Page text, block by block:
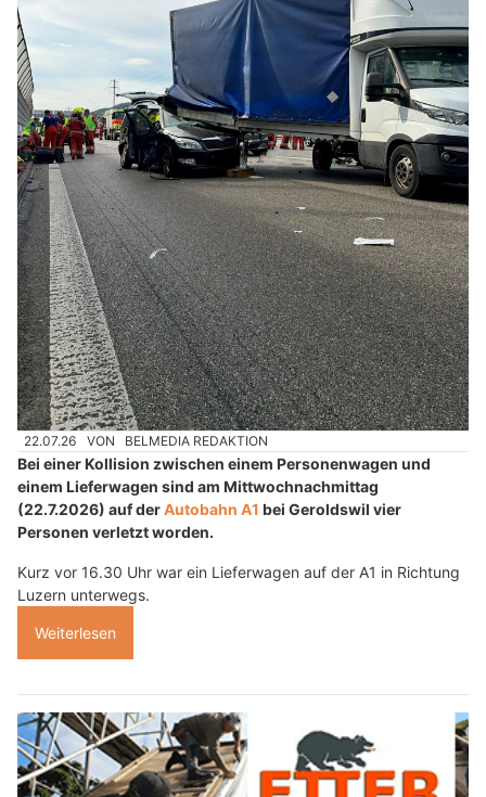
22.07.26 VON BELMEDIA REDAKTION
Bei einer Kollision zwischen einem Personenwagen und
einem Lieferwagen sind am Mittwochnachmittag
(22.7.2026) auf derAutobahn A1 bei Geroldswil vier
Personen verletzt worden.
Kurz vor 16.30 Uhr war ein Lieferwagen auf der A1 in Richtung
Luzern unterwegs.
Weiterlesen